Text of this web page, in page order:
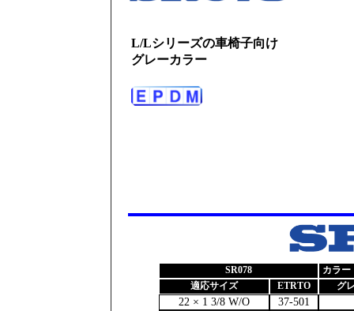
L/Lシリーズの車椅子向け
グレーカラー
SR078
カラー
適応サイズ
ETRTO グ
22 × 1 3/8 W/O
37-501